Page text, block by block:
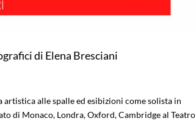
di Elena Bresciani
alle spalle ed esibizioni come solista in
di Monaco, Londra, Oxford, Cambridge al Teatro